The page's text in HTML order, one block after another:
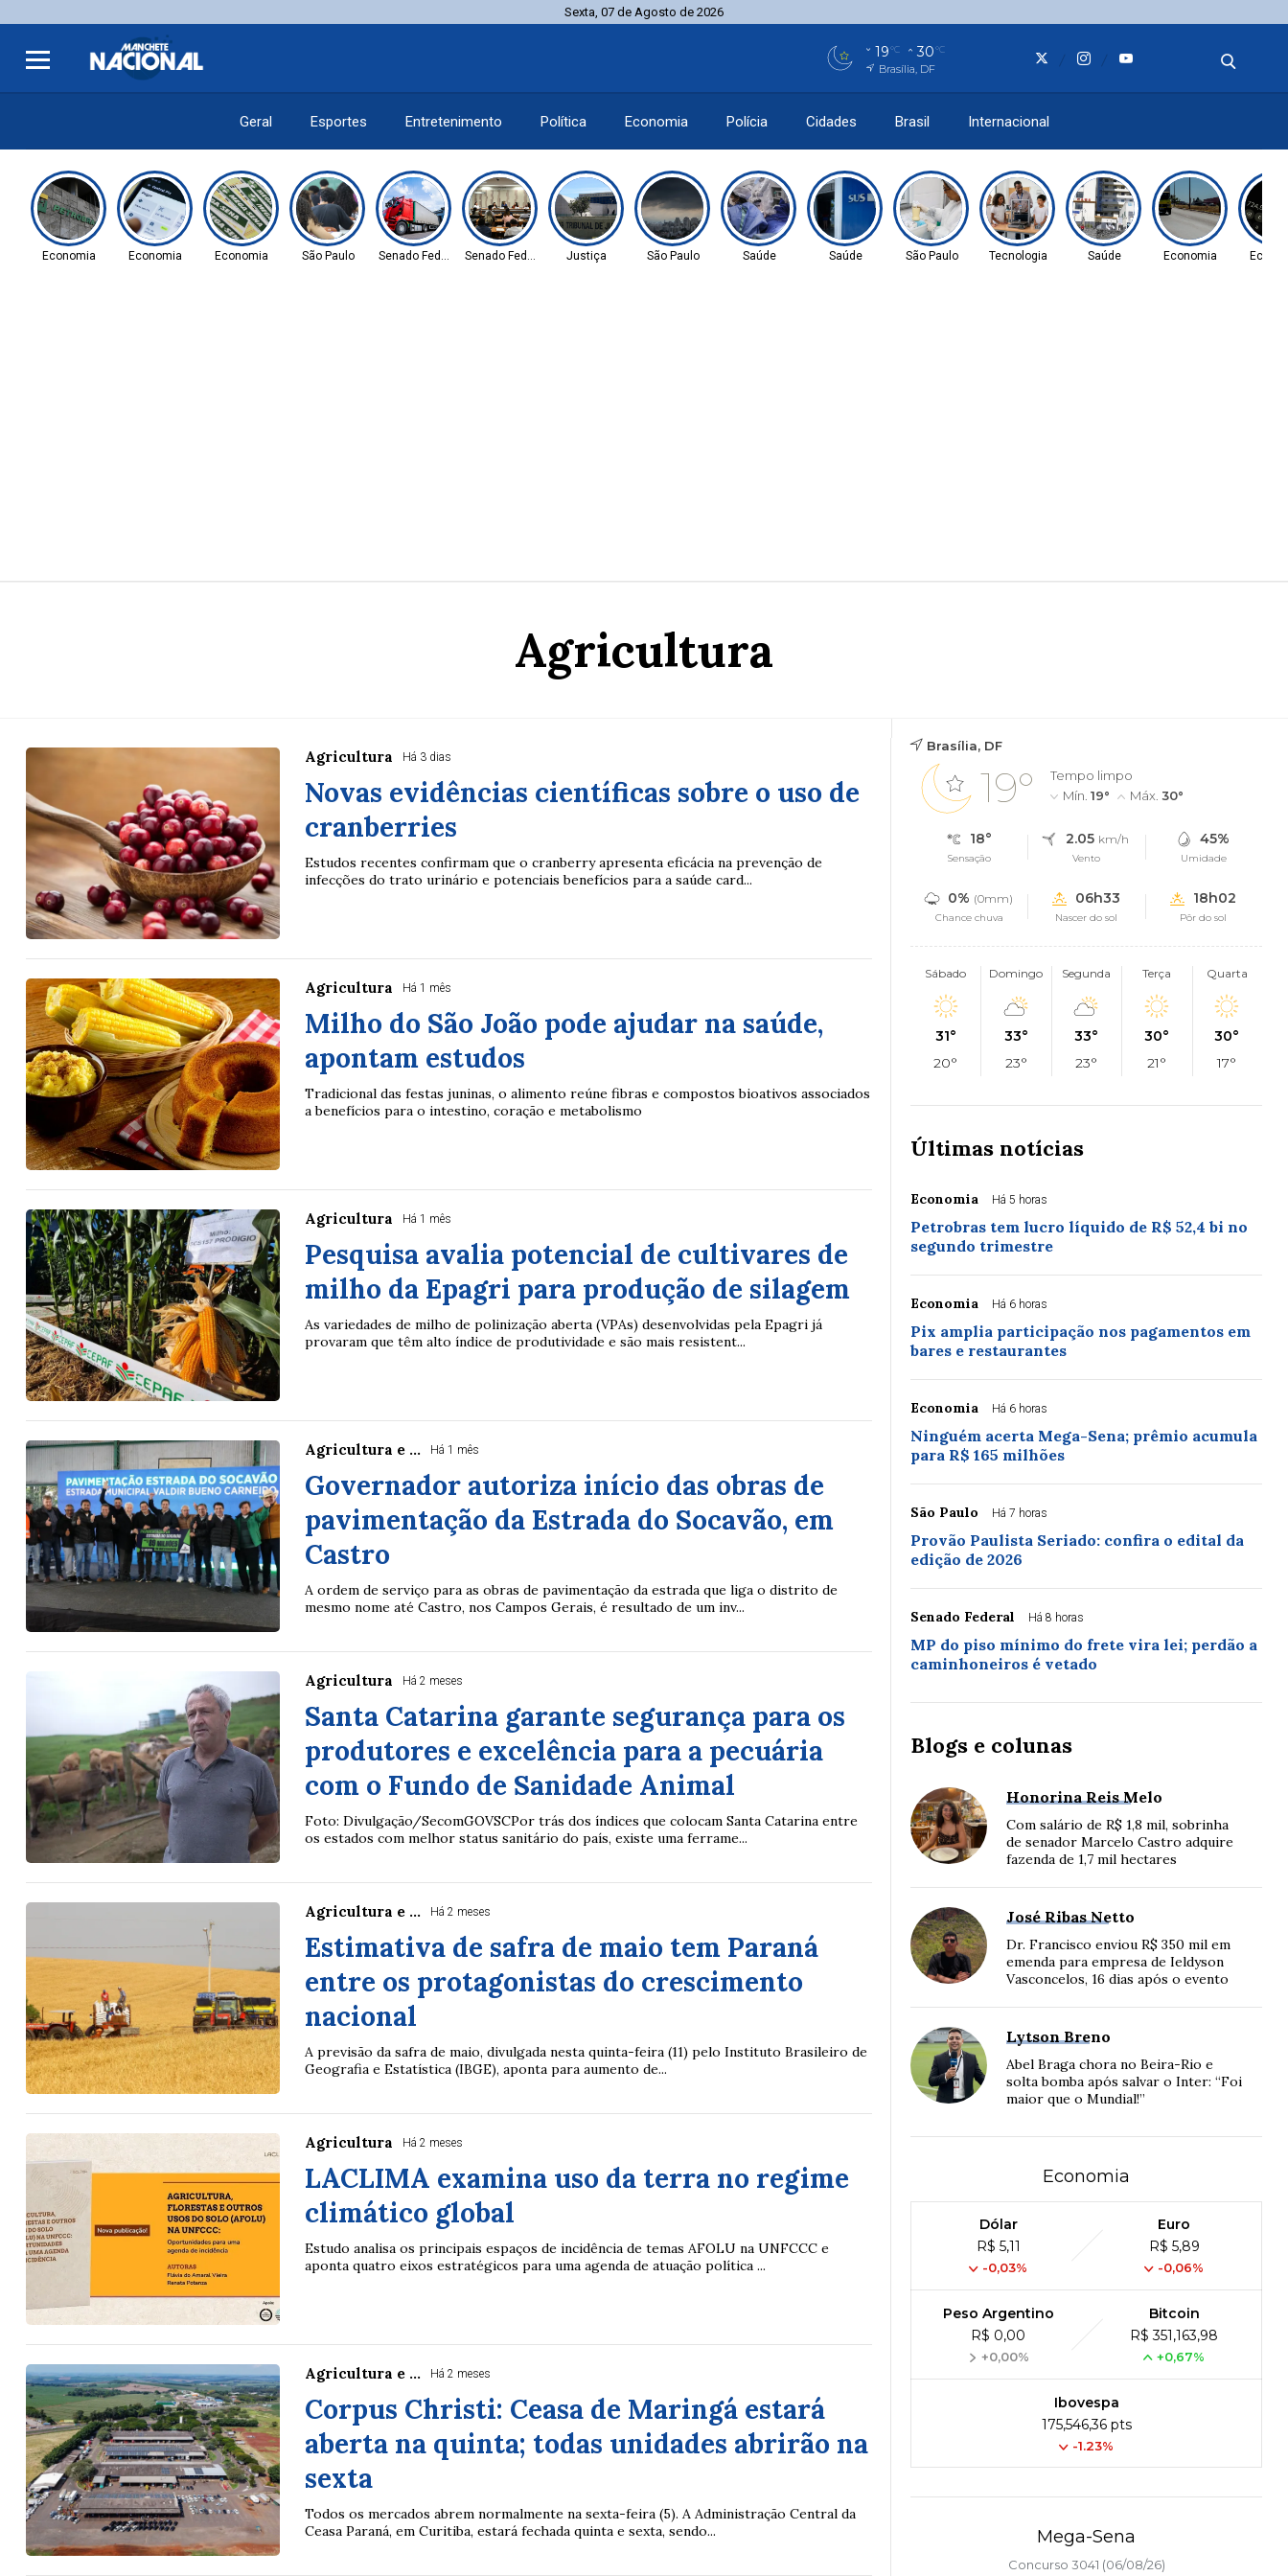
Sexta, 07 de Agosto de 2026
19°C 30°C
Brasília, DF
Geral Esportes Entretenimento Política Economia Polícia Cidades Brasil Internacional
Economia Economia Economia São Paulo Senado Federal Senado Federal Justiça São Paulo Saúde Saúde São Paulo Tecnologia Saúde Economia
Agricultura
Agricultura Há 3 dias
Novas evidências científicas sobre o uso de
cranberries
Estudos recentes confirmam que o cranberry apresenta eficácia na prevenção de
infecções do trato urinário e potenciais benefícios para a saúde card...
Agricultura Há 1 mês
Milho do São João pode ajudar na saúde,
apontam estudos
Tradicional das festas juninas, o alimento reúne fibras e compostos bioativos associados
a benefícios para o intestino, coração e metabolismo
Agricultura Há 1 mês
Pesquisa avalia potencial de cultivares de
milho da Epagri para produção de silagem
As variedades de milho de polinização aberta (VPAs) desenvolvidas pela Epagri já
provaram que têm alto índice de produtividade e são mais resistent...
Agricultura e ... Há 1 mês
Governador autoriza início das obras de
pavimentação da Estrada do Socavão, em
Castro
A ordem de serviço para as obras de pavimentação da estrada que liga o distrito de
mesmo nome até Castro, nos Campos Gerais, é resultado de um inv...
Agricultura Há 2 meses
Santa Catarina garante segurança para os
produtores e excelência para a pecuária
com o Fundo de Sanidade Animal
Foto: Divulgação/SecomGOVSCPor trás dos índices que colocam Santa Catarina entre
os estados com melhor status sanitário do país, existe uma ferrame...
Agricultura e ... Há 2 meses
Estimativa de safra de maio tem Paraná
entre os protagonistas do crescimento
nacional
A previsão da safra de maio, divulgada nesta quinta-feira (11) pelo Instituto Brasileiro de
Geografia e Estatística (IBGE), aponta para aumento de...
Agricultura Há 2 meses
LACLIMA examina uso da terra no regime
climático global
Estudo analisa os principais espaços de incidência de temas AFOLU na UNFCCC e
aponta quatro eixos estratégicos para uma agenda de atuação política ...
Agricultura e ... Há 2 meses
Corpus Christi: Ceasa de Maringá estará
aberta na quinta; todas unidades abrirão na
sexta
Todos os mercados abrem normalmente na sexta-feira (5). A Administração Central da
Ceasa Paraná, em Curitiba, estará fechada quinta e sexta, sendo...
Brasília, DF
19°
Tempo limpo
Mín. 19° Máx. 30°
18°
Sensação
2.05 km/h
Vento
45%
Umidade
0% (0mm)
Chance chuva
06h33
Nascer do sol
18h02
Pôr do sol
Sábado
31°
20°
Domingo
33°
23°
Segunda
33°
23°
Terça
30°
21°
Quarta
30°
17°
Últimas notícias
Economia Há 5 horas
Petrobras tem lucro líquido de R$ 52,4 bi no
segundo trimestre
Economia Há 6 horas
Pix amplia participação nos pagamentos em
bares e restaurantes
Economia Há 6 horas
Ninguém acerta Mega-Sena; prêmio acumula
para R$ 165 milhões
São Paulo Há 7 horas
Provão Paulista Seriado: confira o edital da
edição de 2026
Senado Federal Há 8 horas
MP do piso mínimo do frete vira lei; perdão a
caminhoneiros é vetado
Blogs e colunas
Honorina Reis Melo
Com salário de R$ 1,8 mil, sobrinha
de senador Marcelo Castro adquire
fazenda de 1,7 mil hectares
José Ribas Netto
Dr. Francisco enviou R$ 350 mil em
emenda para empresa de Ieldyson
Vasconcelos, 16 dias após o evento
Lytson Breno
Abel Braga chora no Beira-Rio e
solta bomba após salvar o Inter: “Foi
maior que o Mundial!”
Economia
Dólar
R$ 5,11
-0,03%
Euro
R$ 5,89
-0,06%
Peso Argentino
R$ 0,00
+0,00%
Bitcoin
R$ 351,163,98
+0,67%
Ibovespa
175,546,36 pts
-1.23%
Lotomania Duplasena Mega-Sena
Concurso 3041 (06/08/26)